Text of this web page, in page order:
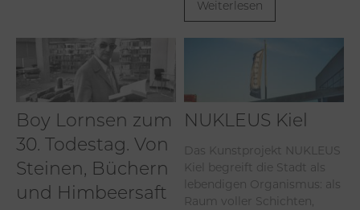
Weiterlesen
Boy Lornsen zum
30. Todestag. Von
Steinen, Büchern
und Himbeersaft
NUKLEUS Kiel
Das Kunstprojekt NUKLEUS
Kiel begreift die Stadt als
lebendigen Organismus: als
Raum voller Schichten,